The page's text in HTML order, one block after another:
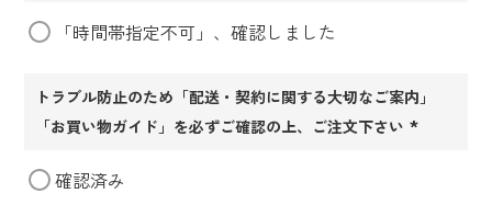
須)
「時間帯指定不可」、確認しました
トラブル防止のため「配送・契約に関する大切なご案内」
「お買い物ガイド」を必ずご確認の上、ご注文下さい
確認済み